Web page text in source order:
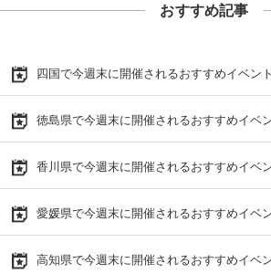
おすすめ記事
四国で今週末に開催されるおすすめイベン
徳島県で今週末に開催されるおすすめイベ
香川県で今週末に開催されるおすすめイベ
愛媛県で今週末に開催されるおすすめイベ
高知県で今週末に開催されるおすすめイベ